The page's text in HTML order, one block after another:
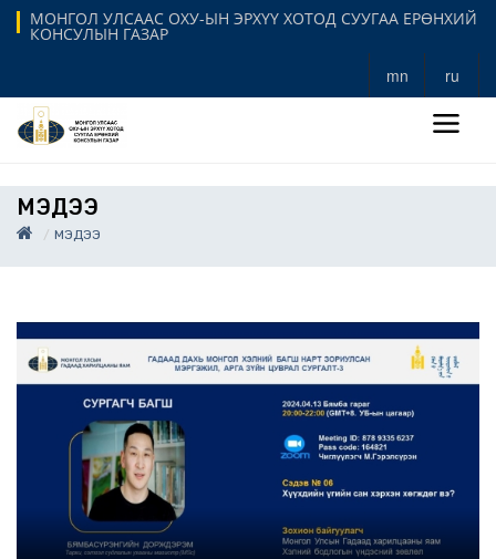
МОНГОЛ УЛСААС ОХУ-ЫН ЭРХҮҮ ХОТОД СУУГАА ЕРӨНХИЙ
КОНСУЛЫН ГАЗАР
mn ru
МЭДЭЭ
МЭДЭЭ